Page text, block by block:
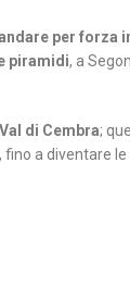
per forza
piramidi, a
di Cembra;
, fino a diventare